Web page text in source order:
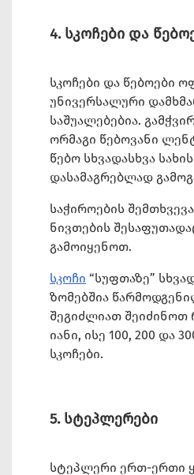
4. სკოჩები და
სკოჩები და წებოები
უნივერსალური
საშუალებებია.
ორმაგი წებოვანი
წებო სხვადასხვა
დასამაგრებლად
საჭიროების
ნივთების
გამოიყენოთ.
სკოჩი “სუფთაზე”
ზომებშია
შეგიძლიათ შეიძინოთ
იანი, ისე 100, 200 და
სკოჩები.
5. სტეპლერები
სტეპლერი ერთ-ერთი